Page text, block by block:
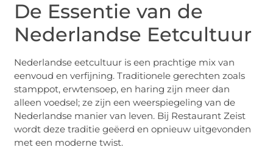
De Essentie van de
Nederlandse Eetcultuur
Nederlandse eetcultuur is een prachtige mix van
eenvoud en verfijning. Traditionele gerechten zoals
stamppot, erwtensoep, en haring zijn meer dan
alleen voedsel; ze zijn een weerspiegeling van de
Nederlandse manier van leven. Bij Restaurant Zeist
wordt deze traditie geëerd en opnieuw uitgevonden
met een moderne twist.